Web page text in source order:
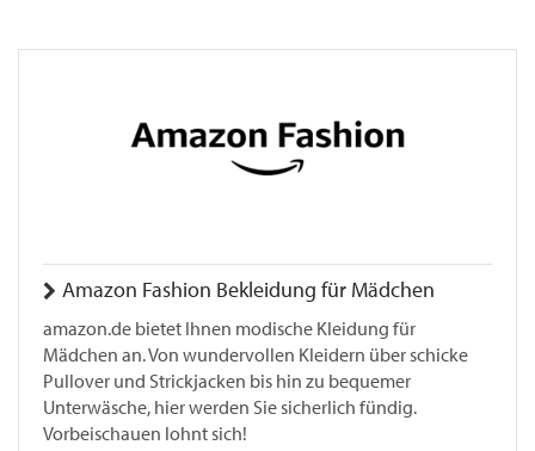
Amazon Fashion Bekleidung für Mädchen
amazon.de bietet Ihnen modische Kleidung für
Mädchen an. Von wundervollen Kleidern über schicke
Pullover und Strickjacken bis hin zu bequemer
Unterwäsche, hier werden Sie sicherlich fündig.
Vorbeischauen lohnt sich!